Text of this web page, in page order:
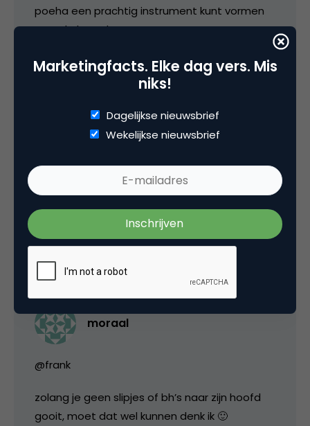
poeha een prachtig instrument kunt vormen
voor de branche.
10 juni 2005 om 13:19
Mogen we ook boeken laten signeren? 😉
10 juni 2005 om 13:20
moraal
@frank
zolang je geen slipjes of bh’s naar zijn hoofd
gooit, moet dat wel kunnen denk ik 🙂
Marketingfacts. Elke dag vers. Mis
niks!
Dagelijkse nieuwsbrief
Wekelijkse nieuwsbrief